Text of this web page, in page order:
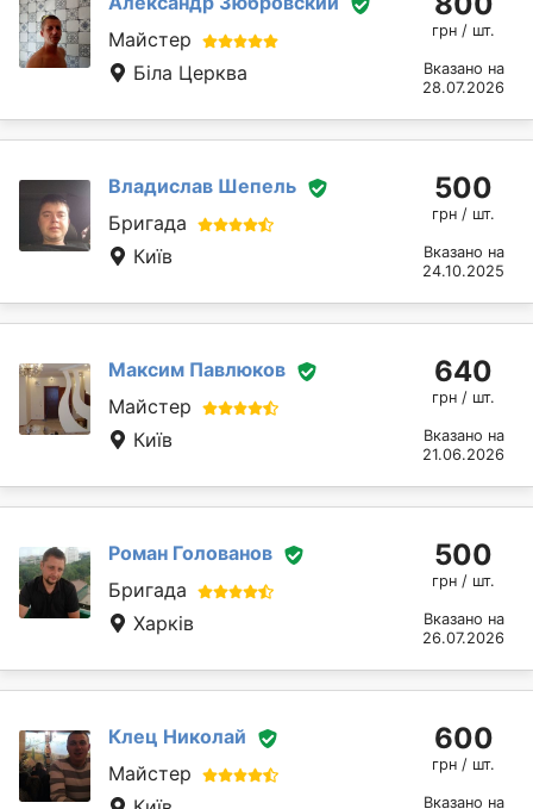
Майстер
Біла Церква
грн / шт.
Вказано на
28.07.2026
Владислав Шепель
Бригада
Київ
500
грн / шт.
Вказано на
24.10.2025
Максим Павлюков
Майстер
Київ
640
грн / шт.
Вказано на
21.06.2026
Роман Голованов
Бригада
Харків
500
грн / шт.
Вказано на
26.07.2026
Клец Николай
Майстер
600
грн / шт.
Вказано на